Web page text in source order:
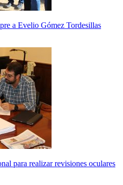
a Evelio Gómez Tordesillas
para realizar revisiones oculares